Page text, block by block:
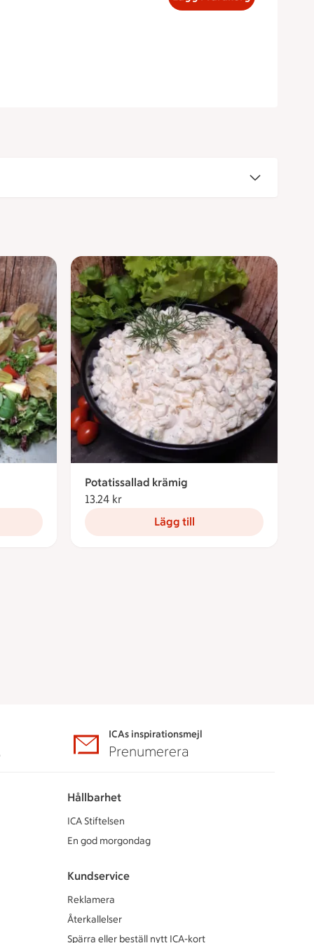
Potatissallad krämig
13.24 kr
Lägg till
ICAs inspirationsmejl
Prenumerera
Hållbarhet
ICA Stiftelsen
En god morgondag
Kundservice
Reklamera
Återkallelser
Spärra eller beställ nytt ICA-kort